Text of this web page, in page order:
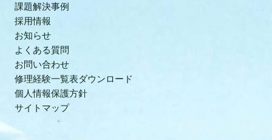
課題解決事例
採用情報
お知らせ
よくある質問
お問い合わせ
修理経験一覧表ダウンロード
個人情報保護方針
サイトマップ